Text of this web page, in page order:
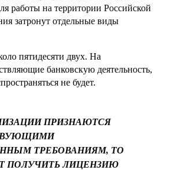
работы на территории Российской
затронут отдельные виды
пятидесяти двух. На
банковскую деятельность,
не будет.
ПРИЗНАЮТСЯ
ТРЕБОВАНИЯМ, ТО
ПОЛУЧИТЬ ЛИЦЕНЗИЮ